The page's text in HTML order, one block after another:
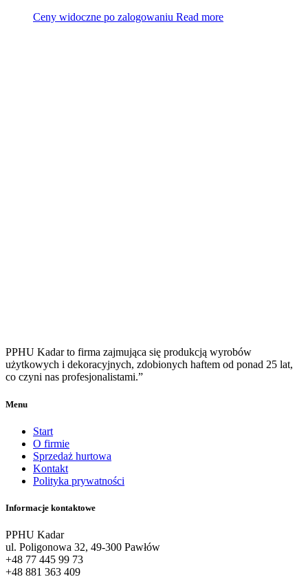
Ceny widoczne po zalogowaniu Read more
PPHU Kadar to firma zajmująca się produkcją wyrobów
użytkowych i dekoracyjnych, zdobionych haftem od ponad 25 lat,
co czyni nas profesjonalistami.”
Menu
Start
O firmie
Sprzedaż hurtowa
Kontakt
Polityka prywatności
Informacje kontaktowe
PPHU Kadar
ul. Poligonowa 32, 49-300 Pawłów
+48 77 445 99 73
+48 881 363 409